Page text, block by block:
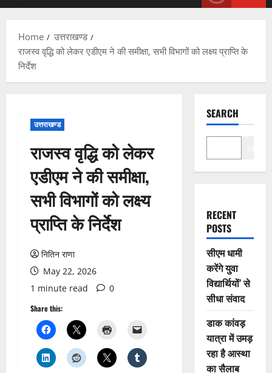
Home
उत्तराखण्ड
राजस्व वृद्धि को लेकर एडीएम ने की समीक्षा, सभी विभागों को लक्ष्य प्राप्ति के
निर्देश
उत्तराखण्ड
राजस्व वृद्धि को लेकर
एडीएम ने की समीक्षा,
सभी विभागों को लक्ष्य
प्राप्ति के निर्देश
नितिन राणा
May 22, 2026
1 minute read
0
Share this:
SEARCH
RECENT
POSTS
सीएम धामी
करेंगे युवा
विद्यार्थियों’ से
सीधा संवाद
डाक कांवड़
यात्रा में उमड़
रहा है आस्था
का सैलाब